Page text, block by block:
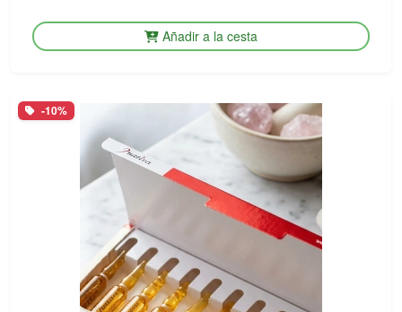
Añadir a la cesta
-10%